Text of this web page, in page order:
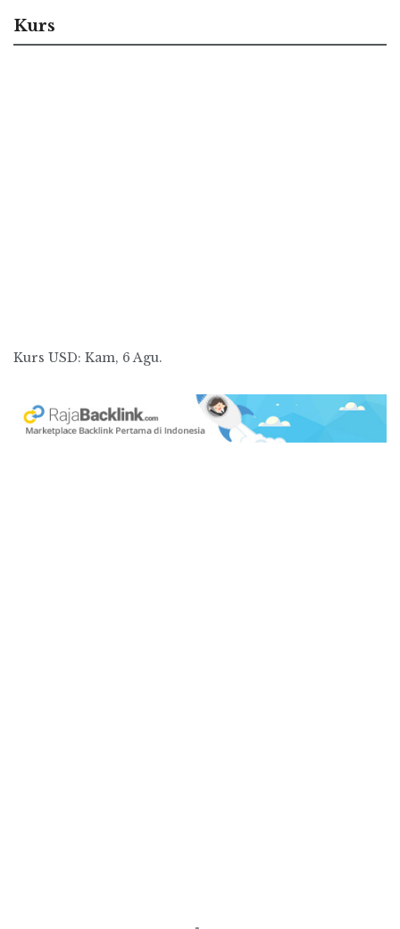
Kurs
Kurs USD: Kam, 6 Agu.